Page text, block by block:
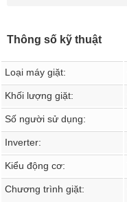
Thông số kỹ thuật
Loại máy giặt:
Khối lượng giặt:
Số người sử dụng:
Inverter:
Kiểu động cơ:
Chương trình giặt: